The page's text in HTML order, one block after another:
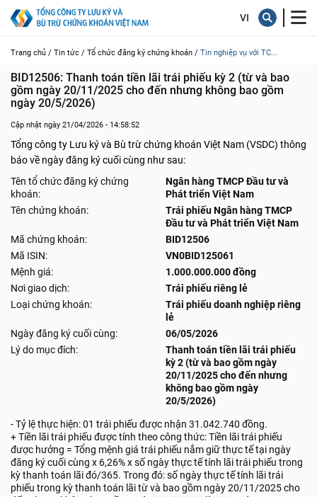
Trang chủ / Tin tức / Tổ chức đăng ký chứng khoán / Tin nghiệp vụ với TC...
BID12506: Thanh toán tiền lãi trái phiếu kỳ 2 (từ và bao
gồm ngày 20/11/2025 cho đến nhưng không bao gồm
ngày 20/5/2026)
Cập nhật ngày 21/04/2026 - 14:58:52
Tổng công ty Lưu ký và Bù trừ chứng khoán Việt Nam (VSDC) thông
báo về ngày đăng ký cuối cùng như sau:
Tên tổ chức đăng ký chứng
khoán:
Ngân hàng TMCP Đầu tư và
Phát triển Việt Nam
Tên chứng khoán:
Trái phiếu Ngân hàng TMCP
Đầu tư và Phát triển Việt Nam
Mã chứng khoán:
BID12506
Mã ISIN:
VN0BID125061
Mệnh giá:
1.000.000.000 đồng
Nơi giao dịch:
Trái phiếu riêng lẻ
Loại chứng khoán:
Trái phiếu doanh nghiệp riêng
lẻ
Ngày đăng ký cuối cùng:
06/05/2026
Lý do mục đích:
Thanh toán tiền lãi trái phiếu
kỳ 2 (từ và bao gồm ngày
20/11/2025 cho đến nhưng
không bao gồm ngày
20/5/2026)
- Tỷ lệ thực hiện: 01 trái phiếu được nhận 31.042.740 đồng.
+ Tiền lãi trái phiếu được tính theo công thức: Tiền lãi trái phiếu
được hưởng = Tổng mệnh giá trái phiếu nắm giữ thực tế tại ngày
đăng ký cuối cùng x 6,26% x số ngày thực tế tính lãi trái phiếu trong
kỳ thanh toán lãi đó/365. Trong đó: số ngày thực tế tính lãi trái
phiếu trong kỳ thanh toán lãi từ và bao gồm ngày 20/11/2025 cho